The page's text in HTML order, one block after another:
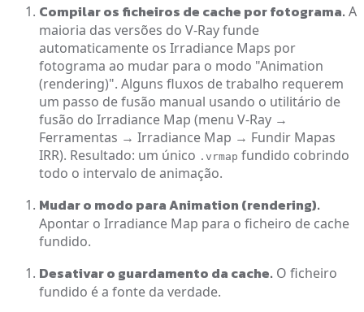
Compilar os ficheiros de cache por fotograma. A
maioria das versões do V-Ray funde
automaticamente os Irradiance Maps por
fotograma ao mudar para o modo "Animation
(rendering)". Alguns fluxos de trabalho requerem
um passo de fusão manual usando o utilitário de
fusão do Irradiance Map (menu V-Ray →
Ferramentas → Irradiance Map → Fundir Mapas
IRR). Resultado: um único .vrmap fundido cobrindo
todo o intervalo de animação.
Mudar o modo para Animation (rendering).
Apontar o Irradiance Map para o ficheiro de cache
fundido.
Desativar o guardamento da cache. O ficheiro
fundido é a fonte da verdade.